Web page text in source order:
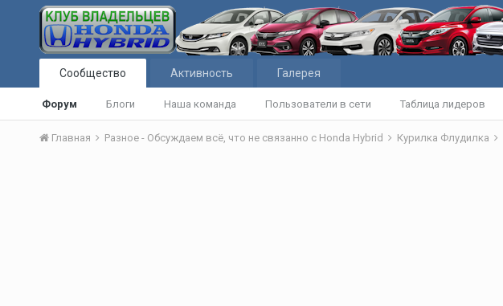
Сообщество
Форум Блоги Наша команда Пользователи в сети Таблица лидеров
Активность Галерея
Главная Разное - Обсуждаем всё, что не связанно с Honda Hybrid Курилка Флудилка